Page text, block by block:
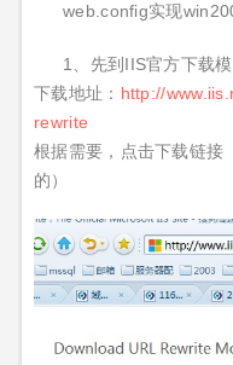
web.config实现
1、先到IIS官方下载
下载地址： http://
rewrite
根据需要，点击下载链接
的）